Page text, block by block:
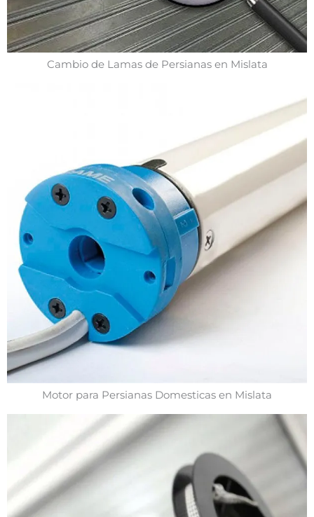
Cambio de Lamas de Persianas en Mislata
Motor para Persianas Domesticas en Mislata